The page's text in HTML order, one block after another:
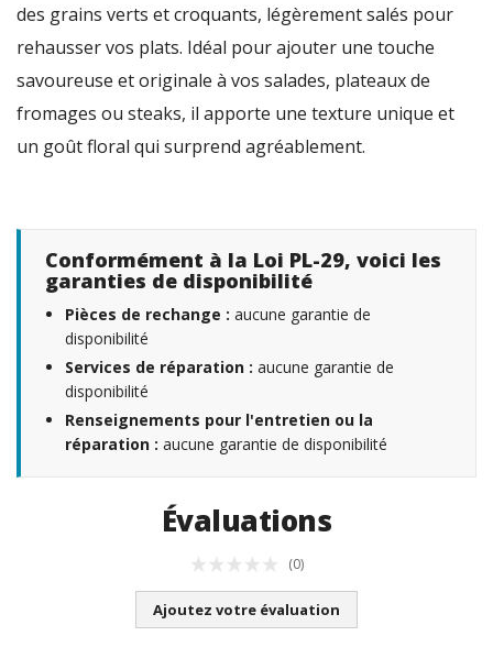
des grains verts et croquants, légèrement salés pour
rehausser vos plats. Idéal pour ajouter une touche
savoureuse et originale à vos salades, plateaux de
fromages ou steaks, il apporte une texture unique et
un goût floral qui surprend agréablement.
Conformément à la Loi PL-29, voici les
garanties de disponibilité
Pièces de rechange : aucune garantie de
disponibilité
Services de réparation : aucune garantie de
disponibilité
Renseignements pour l'entretien ou la
réparation : aucune garantie de disponibilité
Évaluations
(0)
Ajoutez votre évaluation